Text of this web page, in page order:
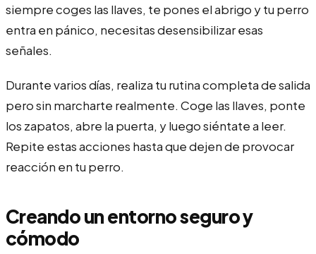
siempre coges las llaves, te pones el abrigo y tu perro
entra en pánico, necesitas desensibilizar esas
señales.
Durante varios días, realiza tu rutina completa de salida
pero sin marcharte realmente. Coge las llaves, ponte
los zapatos, abre la puerta, y luego siéntate a leer.
Repite estas acciones hasta que dejen de provocar
reacción en tu perro.
Creando un entorno seguro y
cómodo